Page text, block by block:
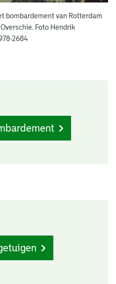
bombardement van Rotterdam
Foto Hendrik
2684